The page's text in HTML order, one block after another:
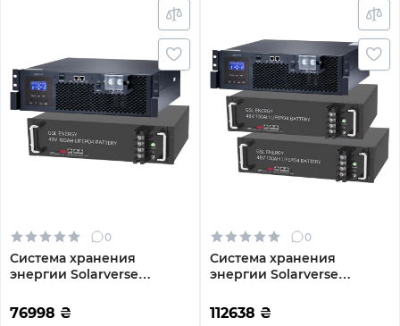
0
Система хранения
энергии Solarverse
4.8kWh 1BAT LiFePO4 6500
циклов
76998 ₴
0
Система хранения
энергии Solarverse
5 9.6kWh 2BAT LiFePO4
6500 циклов
112638 ₴